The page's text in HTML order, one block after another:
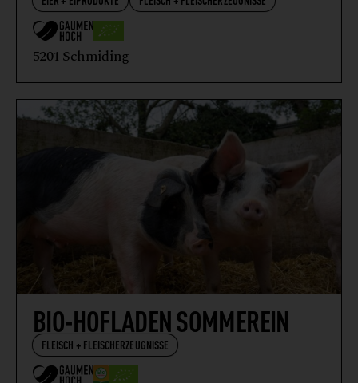
5201 Schmiding
BIO-HOFLADEN SOMMEREIN
FLEISCH + FLEISCHERZEUGNISSE